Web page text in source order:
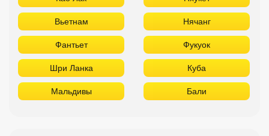
Забронировать в офисе:
FUN&SUN PREMIUM Павелецкая
г. Москва, м. Павелецкая
Зацепский Вал, 14 оф. 208
☎ +7(499)11-33-403
☎ +7(925)400-04-24